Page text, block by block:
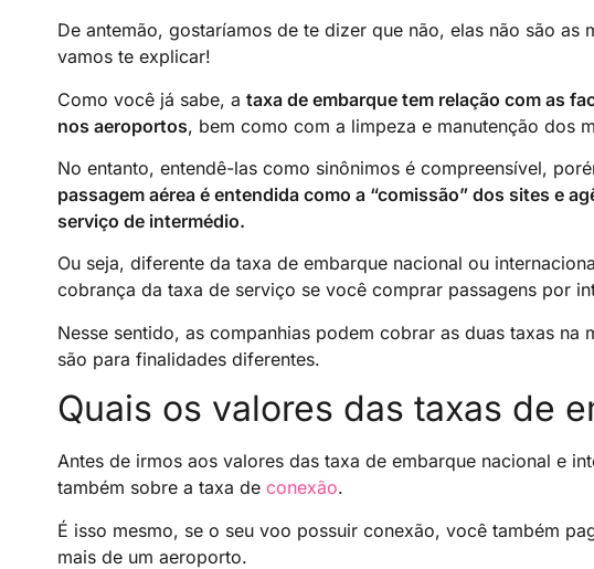
De antemão, gostaríamos de te dizer que não, elas não são as
vamos te explicar!
Como você já sabe, a taxa de embarque tem relação com as
nos aeroportos, bem como com a limpeza e manutenção dos
No entanto, entendê-las como sinônimos é compreensível,
passagem aérea é entendida como a “comissão” dos sites e
serviço de intermédio.
Ou seja, diferente da taxa de embarque nacional ou
cobrança da taxa de serviço se você comprar passagens por
Nesse sentido, as companhias podem cobrar as duas taxas na
são para finalidades diferentes.
Quais os valores das taxas de
Antes de irmos aos valores das taxa de embarque nacional e
também sobre a taxa de conexão.
É isso mesmo, se o seu voo possuir conexão, você também
mais de um aeroporto.